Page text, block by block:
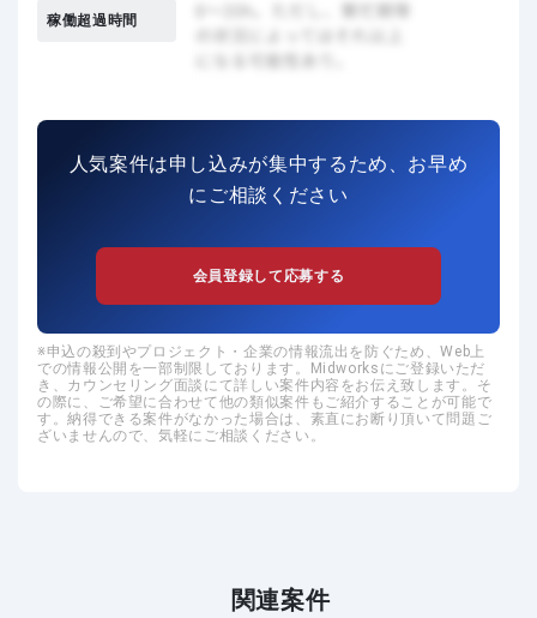
稼働超過時間
人気案件は申し込みが集中するため、お早め
にご相談ください
会員登録して応募する
申込の殺到やプロジェクト・企業の情報流出を防ぐため、Web上
での情報公開を一部制限しております。Midworksにご登録いただ
き、カウンセリング面談にて詳しい案件内容をお伝え致します。そ
の際に、ご希望に合わせて他の類似案件もご紹介することが可能で
す。納得できる案件がなかった場合は、素直にお断り頂いて問題ご
ざいませんので、気軽にご相談ください。
関連案件